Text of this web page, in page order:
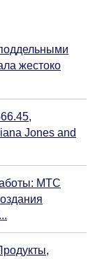
жестоко
Jones and
МТС